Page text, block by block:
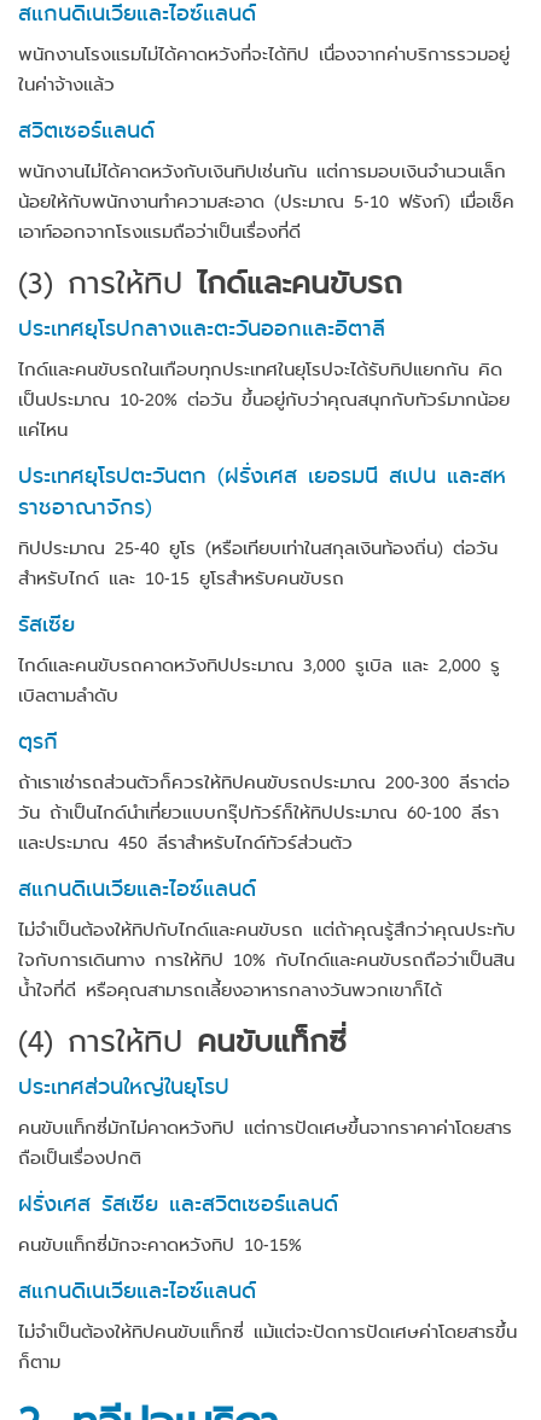
สแกนดิเนเวียและไอซ์แลนด์
พนักงานโรงแรมไม่ได้คาดหวังที่จะได้ทิป เนื่องจากค่าบริการรวมอยู่
ในค่าจ้างแล้ว
สวิตเซอร์แลนด์
พนักงานไม่ได้คาดหวังกับเงินทิปเช่นกัน แต่การมอบเงินจำนวนเล็ก
น้อยให้กับพนักงานทำความสะอาด (ประมาณ 5-10 ฟรังก์) เมื่อเช็ค
เอาท์ออกจากโรงแรมถือว่าเป็นเรื่องที่ดี
(3) การให้ทิป ไกด์และคนขับรถ
ประเทศยุโรปกลางและตะวันออกและอิตาลี
ไกด์และคนขับรถในเกือบทุกประเทศในยุโรปจะได้รับทิปแยกกัน คิด
เป็นประมาณ 10-20% ต่อวัน ขึ้นอยู่กับว่าคุณสนุกกับทัวร์มากน้อย
แค่ไหน
ประเทศยุโรปตะวันตก (ฝรั่งเศส เยอรมนี สเปน และสห
ราชอาณาจักร)
ทิปประมาณ 25-40 ยูโร (หรือเทียบเท่าในสกุลเงินท้องถิ่น) ต่อวัน
สำหรับไกด์ และ 10-15 ยูโรสำหรับคนขับรถ
รัสเซีย
ไกด์และคนขับรถคาดหวังทิปประมาณ 3,000 รูเบิล และ 2,000 รู
เบิลตามลำดับ
ตุรกี
ถ้าเราเช่ารถส่วนตัวก็ควรให้ทิปคนขับรถประมาณ 200-300 ลีราต่อ
วัน ถ้าเป็นไกด์นำเที่ยวแบบกรุ๊ปทัวร์ก็ให้ทิปประมาณ 60-100 ลีรา
และประมาณ 450 ลีราสำหรับไกด์ทัวร์ส่วนตัว
สแกนดิเนเวียและไอซ์แลนด์
ไม่จำเป็นต้องให้ทิปกับไกด์และคนขับรถ แต่ถ้าคุณรู้สึกว่าคุณประทับ
ใจกับการเดินทาง การให้ทิป 10% กับไกด์และคนขับรถถือว่าเป็นสิน
น้ำใจที่ดี หรือคุณสามารถเลี้ยงอาหารกลางวันพวกเขาก็ได้
(4) การให้ทิป คนขับแท็กซี่
ประเทศส่วนใหญ่ในยุโรป
คนขับแท็กซี่มักไม่คาดหวังทิป แต่การปัดเศษขึ้นจากราคาค่าโดยสาร
ถือเป็นเรื่องปกติ
ฝรั่งเศส รัสเซีย และสวิตเซอร์แลนด์
คนขับแท็กซี่มักจะคาดหวังทิป 10-15%
สแกนดิเนเวียและไอซ์แลนด์
ไม่จำเป็นต้องให้ทิปคนขับแท็กซี่ แม้แต่จะปัดการปัดเศษค่าโดยสารขึ้น
ก็ตาม